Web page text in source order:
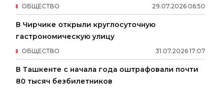
29.07.2026 06:50
ОБЩЕСТВО
В Чирчике открыли круглосуточную
гастрономическую улицу
31.07.2026 17:07
ОБЩЕСТВО
В Ташкенте с начала года оштрафовали почти
80 тысяч безбилетников